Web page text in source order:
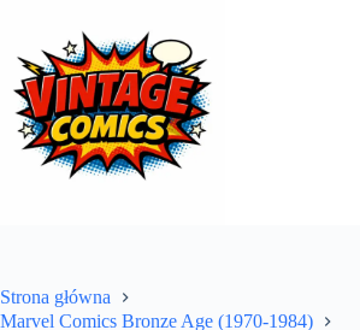
treści
Strona główna
Marvel Comics Bronze Age (1970-1984)